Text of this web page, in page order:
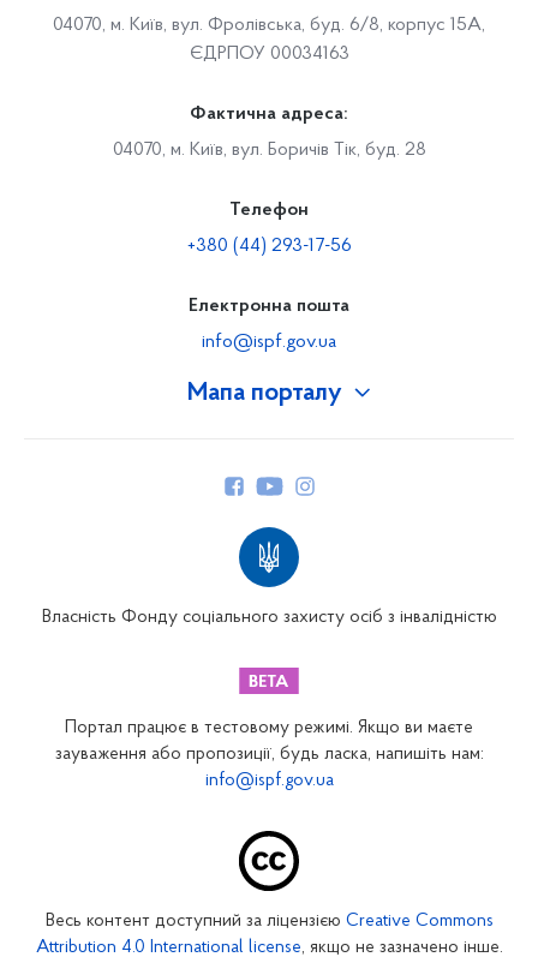
Мапа порталу
Закарпатське відділення
Запорізьке відділення
Кіровоградське відділення
04070, м. Київ, вул. Фролівська, буд. 6/8, корпус 15А,
ЄДРПОУ 00034163
Фактична адреса:
04070, м. Київ, вул. Боричів Тік, буд. 28
Телефон
+380 (44) 293-17-56
Електронна пошта
info@ispf.gov.ua
Власність Фонду соціального захисту осіб з інвалідністю
Портал працює в тестовому режимі. Якщо ви маєте
зауваження або пропозиції, будь ласка, напишіть нам:
info@ispf.gov.ua
Весь контент доступний за ліцензією Creative Commons
Attribution 4.0 International license, якщо не зазначено інше.